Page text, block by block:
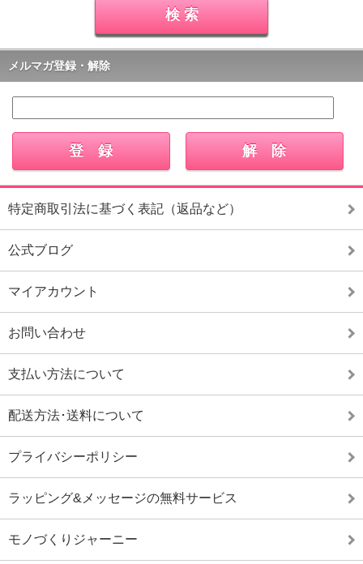
メルマガ登録・解除
特定商取引法に基づく表記（返品など）
公式ブログ
マイアカウント
お問い合わせ
支払い方法について
配送方法･送料について
プライバシーポリシー
ラッピング&メッセージの無料サービス
モノづくりジャーニー